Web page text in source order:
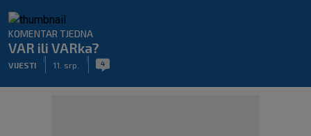
KOMENTAR TJEDNA
VAR ili VARka?
VIJESTI 11. srp. 4